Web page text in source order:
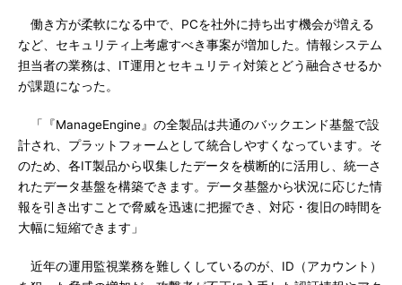
働き方が柔軟になる中で、PCを社外に持ち出す機会が増える
など、セキュリティ上考慮すべき事案が増加した。情報システム
担当者の業務は、IT運用とセキュリティ対策とどう融合させるか
が課題になった。
「『ManageEngine』の全製品は共通のバックエンド基盤で設
計され、プラットフォームとして統合しやすくなっています。そ
のため、各IT製品から収集したデータを横断的に活用し、統一さ
れたデータ基盤を構築できます。データ基盤から状況に応じた情
報を引き出すことで脅威を迅速に把握でき、対応・復旧の時間を
大幅に短縮できます」
近年の運用監視業務を難しくしているのが、ID（アカウント）